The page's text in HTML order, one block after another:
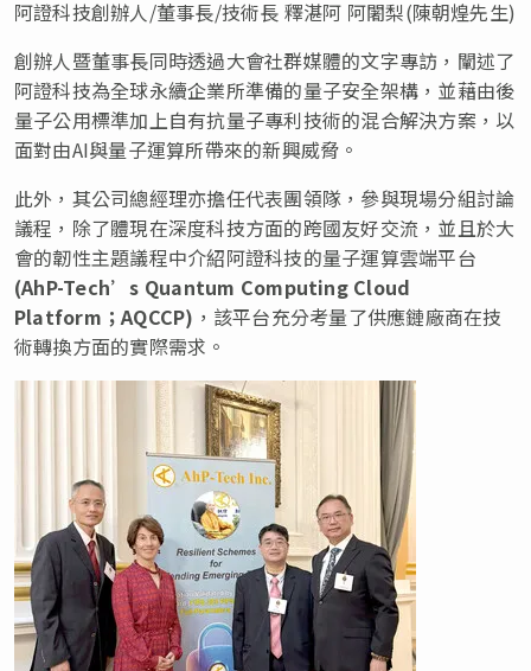
阿證科技創辦人/董事長/技術長 釋湛阿 阿闍梨(陳朝煌先生)
創辦人暨董事長同時透過大會社群媒體的文字專訪，闡述了
阿證科技為全球永續企業所準備的量子安全架構，並藉由後
量子公用標準加上自有抗量子專利技術的混合解決方案，以
面對由AI與量子運算所帶來的新興威脅。
此外，其公司總經理亦擔任代表團領隊，參與現場分組討論
議程，除了體現在深度科技方面的跨國友好交流，並且於大
會的韌性主題議程中介紹阿證科技的量子運算雲端平台
(AhP-Tech’s Quantum Computing Cloud
Platform ；AQCCP) ，該平台充分考量了供應鏈廠商在技
術轉換方面的實際需求。